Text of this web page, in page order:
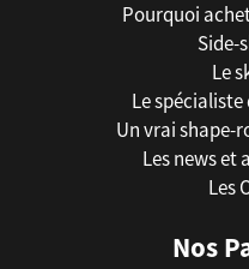
Pourquoi
Side-
Le
Le spécialiste
Un vrai shape-
Les news et
Les
Nos